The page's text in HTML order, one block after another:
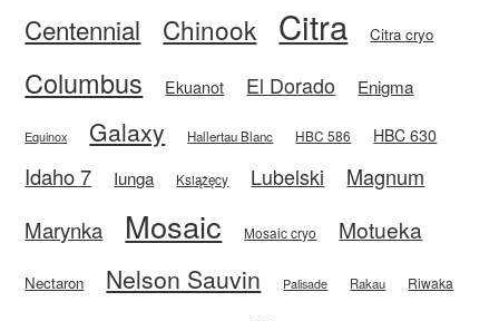
Centennial Chinook Citra Citra cryo
Columbus Ekuanot El Dorado Enigma
Equinox Galaxy Hallertau Blanc HBC 586 HBC 630
Idaho 7 Iunga Książęcy Lubelski
Magnum
Marynka
Mosaic Mosaic cryo Motueka
Nectaron Nelson Sauvin Palisade Rakau Riwaka